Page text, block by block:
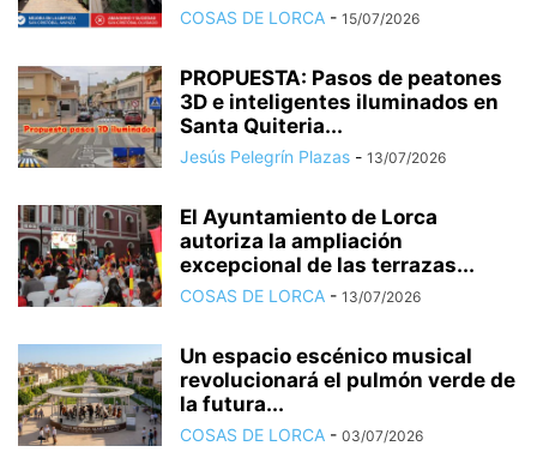
COSAS DE LORCA - 15/07/2026
PROPUESTA: Pasos de peatones
3D e inteligentes iluminados en
Santa Quiteria...
Jesús Pelegrín Plazas - 13/07/2026
El Ayuntamiento de Lorca
autoriza la ampliación
excepcional de las terrazas...
COSAS DE LORCA - 13/07/2026
Un espacio escénico musical
revolucionará el pulmón verde de
la futura...
COSAS DE LORCA - 03/07/2026